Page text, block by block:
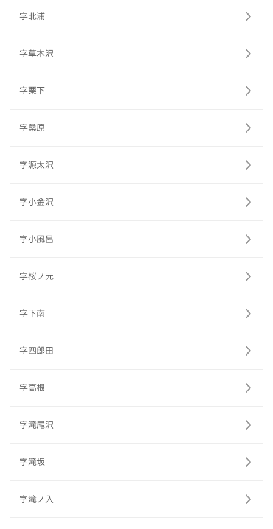
字北浦
字草木沢
字栗下
字桑原
字源太沢
字小金沢
字小風呂
字桜ノ元
字下南
字四郎田
字高根
字滝尾沢
字滝坂
字滝ノ入